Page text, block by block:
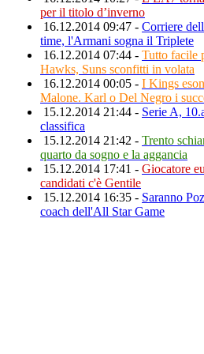
per il titolo d’inverno
16.12.2014 09:47 - Corriere
time, l'Armani sogna il Triplete
16.12.2014 07:44 - Tutto facile
Hawks, Suns sconfitti in volata
16.12.2014 00:05 - I Kings
Malone. Karl o Del Negro i
15.12.2014 21:44 - Serie A,
classifica
15.12.2014 21:42 - Trento
quarto da sogno e la aggancia
15.12.2014 17:41 - Giocatore
candidati c'è Gentile
15.12.2014 16:35 - Saranno
coach dell'All Star Game